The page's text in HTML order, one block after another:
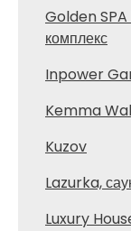
Golden SPA
комплекс
Inpower
Kemma
Kuzov
Lazurka,
Luxury